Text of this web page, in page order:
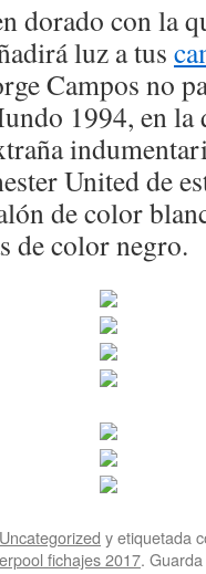
dorado con la
luz a tus
Campos no
1994, en
United de
de color
de color negro.
Uncategorized y etiquetada
fichajes 2017.